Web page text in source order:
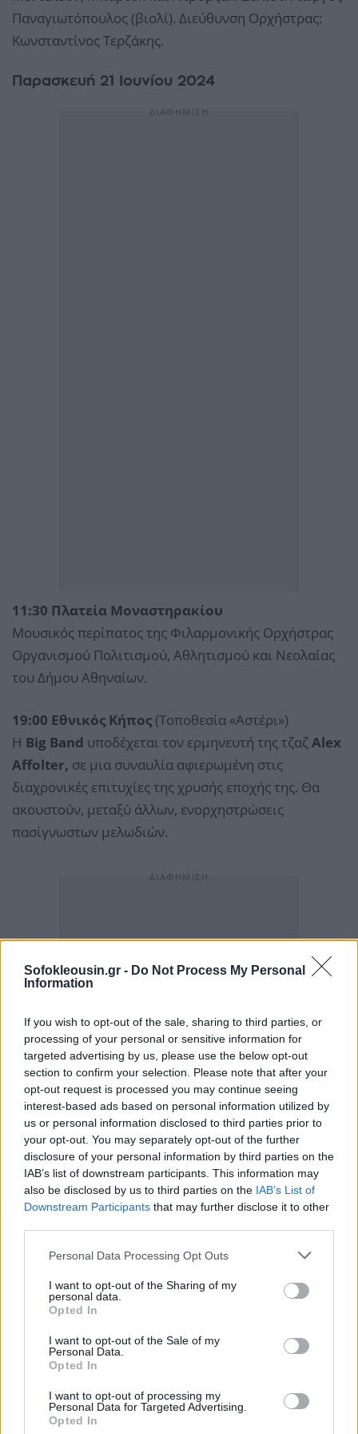
Sofokleousin.gr - Do Not Process My Personal
Information
If you wish to opt-out of the sale, sharing to third parties, or
processing of your personal or sensitive information for
targeted advertising by us, please use the below opt-out
section to confirm your selection. Please note that after your
opt-out request is processed you may continue seeing
interest-based ads based on personal information utilized by
us or personal information disclosed to third parties prior to
your opt-out. You may separately opt-out of the further
disclosure of your personal information by third parties on the
IAB’s list of downstream participants. This information may
also be disclosed by us to third parties on the IAB’s List of
Downstream Participants that may further disclose it to other
Personal Data Processing Opt Outs
I want to opt-out of the Sharing of my
personal data.
Opted In
I want to opt-out of the Sale of my
Personal Data.
Opted In
I want to opt-out of processing my
Personal Data for Targeted Advertising.
Opted In
Παναγιωτόπουλος (βιολί). Διεύθυνση Ορχήστρας:
Κωνσταντίνος Τερζάκης.
Παρασκευή 21 Ιουνίου 2024
11:30 Πλατεία Μοναστηρακίου
Μουσικός περίπατος της Φιλαρμονικής Ορχήστρας
Οργανισμού Πολιτισμού, Αθλητισμού και Νεολαίας
του Δήμου Αθηναίων.
19:00 Εθνικός Κήπος (Τοποθεσία «Αστέρι»)
Η Big Band υποδέχεται τον ερμηνευτή της τζαζAlex
Affolter, σε μια συναυλία αφιερωμένη στις
διαχρονικές επιτυχίες της χρυσής εποχής της. Θα
ακουστούν, μεταξύ άλλων, ενορχηστρώσεις
πασίγνωστων μελωδιών.
20:00 Εθνικός Κήπος
Το Εργαστήρι Ελληνικής Μουσικής Δήμου Αθηναίων
σε μια καλοκαιρινή βραδιά γεμάτη αγαπημένες